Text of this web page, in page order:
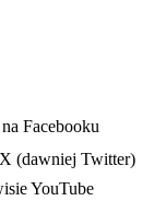
Facebooku
(dawniej Twitter)
YouTube